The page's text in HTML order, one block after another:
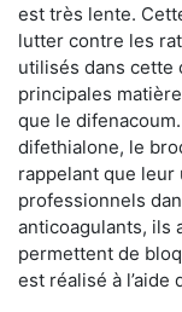
est très lente.
lutter contre les
utilisés dans cette
principales
que le
difethialone, le
rappelant que
professionnels
anticoagulants, ils
permettent de
est réalisé à l’aide